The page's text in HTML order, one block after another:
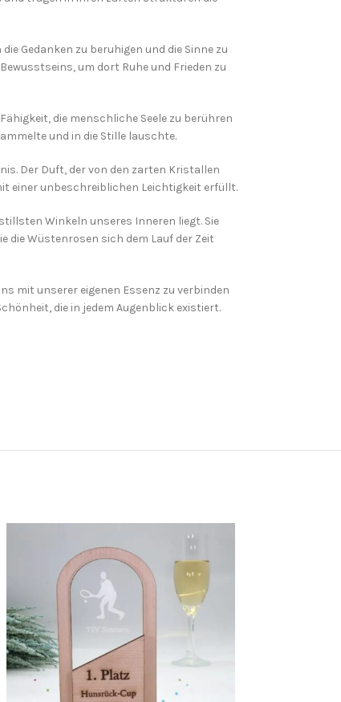
Gedanken zu beruhigen und die Sinne zu
um dort Ruhe und Frieden zu
die menschliche Seele zu berühren
und in die Stille lauschte.
Der Duft, der von den zarten Kristallen
einer unbeschreiblichen Leichtigkeit erfüllt.
Winkeln unseres Inneren liegt. Sie
Wüstenrosen sich dem Lauf der Zeit
mit unserer eigenen Essenz zu verbinden
die in jedem Augenblick existiert.